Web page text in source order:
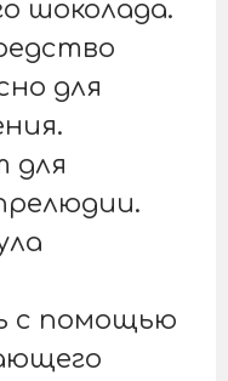
шоколада.
для
для
с помощью